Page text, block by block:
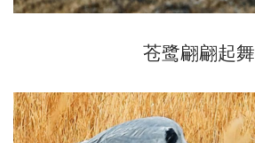
苍鹭翩翩起舞